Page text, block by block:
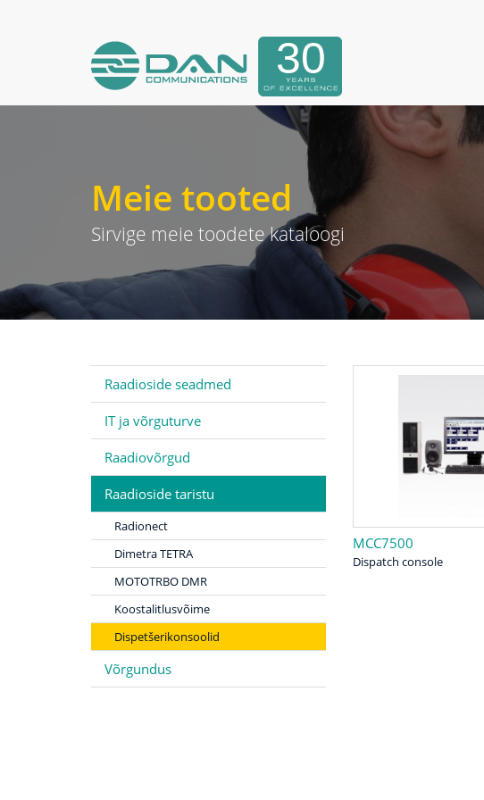
Meie tooted
Sirvige meie toodete kataloogi
Raadioside seadmed
IT ja võrguturve
Raadiovõrgud
Raadioside taristu
Radionect
Dimetra TETRA
MOTOTRBO DMR
Koostalitlusvõime
Dispetšerikonsoolid
Võrgundus
MCC7500
Dispatch console